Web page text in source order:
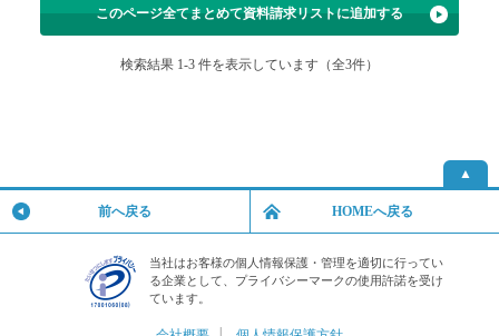
このページ全てまとめて資料請求リストに追加する
検索結果 1-3 件を表示しています（全3件）
▲
前へ戻る HOMEへ戻る
当社はお客様の個人情報保護・管理を適切に行ってい
る企業として、プライバシーマークの使用許諾を受け
ています。